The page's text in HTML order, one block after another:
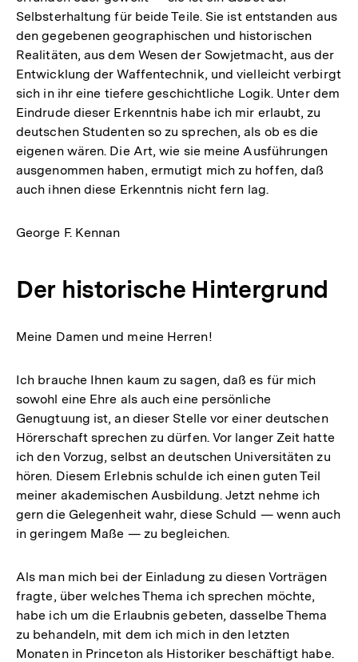
Selbsterhaltung für beide Teile. Sie ist entstanden aus
den gegebenen geographischen und historischen
Realitäten, aus dem Wesen der Sowjetmacht, aus der
Entwicklung der Waffentechnik, und vielleicht verbirgt
sich in ihr eine tiefere geschichtliche Logik. Unter dem
Eindrude dieser Erkenntnis habe ich mir erlaubt, zu
deutschen Studenten so zu sprechen, als ob es die
eigenen wären. Die Art, wie sie meine Ausführungen
ausgenommen haben, ermutigt mich zu hoffen, daß
auch ihnen diese Erkenntnis nicht fern lag.
George F. Kennan
Der historische Hintergrund
Meine Damen und meine Herren!
Ich brauche Ihnen kaum zu sagen, daß es für mich
sowohl eine Ehre als auch eine persönliche
Genugtuung ist, an dieser Stelle vor einer deutschen
Hörerschaft sprechen zu dürfen. Vor langer Zeit hatte
ich den Vorzug, selbst an deutschen Universitäten zu
hören. Diesem Erlebnis schulde ich einen guten Teil
meiner akademischen Ausbildung. Jetzt nehme ich
gern die Gelegenheit wahr, diese Schuld — wenn auch
in geringem Maße — zu begleichen.
Als man mich bei der Einladung zu diesen Vorträgen
fragte, über welches Thema ich sprechen möchte,
habe ich um die Erlaubnis gebeten, dasselbe Thema
zu behandeln, mit dem ich mich in den letzten
Monaten in Princeton als Historiker beschäftigt habe.